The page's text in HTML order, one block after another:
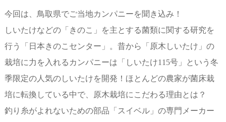
今回は、鳥取県でご当地カンパニーを聞き込み！
しいたけなどの「きのこ」を主とする菌類に関する研究を
行う「日本きのこセンター」。昔から「原木しいたけ」の
栽培に力を入れるカンパニーは「しいたけ115号」という冬
季限定の人気のしいたけを開発！ほとんどの農家が菌床栽
培に転換している中で、原木栽培にこだわる理由とは？
釣り糸がよれないための部品「スイベル」の専門メーカー